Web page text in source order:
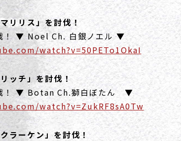
リリス」を討伐！
！ ▼ Noel Ch. 白銀ノエル ▼
watch?v=50PETo1OkaI
ッチ」を討伐！
！ ▼ Botan Ch.獅白ぼたん ▼
watch?v=ZukRF8sA0Tw
ラーケン」を討伐！